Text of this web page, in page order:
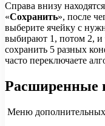
Справа внизу
«Сохранить», после
выберите ячейку с
выбирают 1, потом 2, и
сохранить 5 разных
часто переключаете
Расширенные
Меню дополнительных